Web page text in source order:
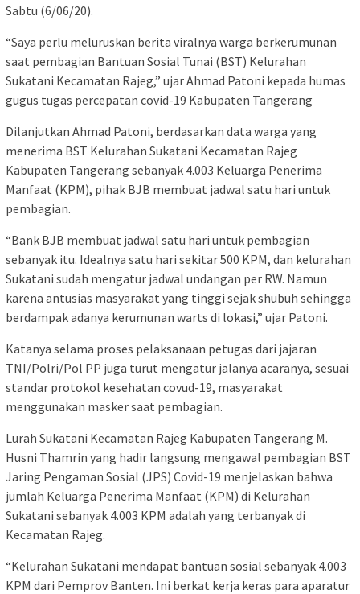
Sabtu (6/06/20).
“Saya perlu meluruskan berita viralnya warga berkerumunan
saat pembagian Bantuan Sosial Tunai (BST) Kelurahan
Sukatani Kecamatan Rajeg,” ujar Ahmad Patoni kepada humas
gugus tugas percepatan covid-19 Kabupaten Tangerang
Dilanjutkan Ahmad Patoni, berdasarkan data warga yang
menerima BST Kelurahan Sukatani Kecamatan Rajeg
Kabupaten Tangerang sebanyak 4.003 Keluarga Penerima
Manfaat (KPM), pihak BJB membuat jadwal satu hari untuk
pembagian.
“Bank BJB membuat jadwal satu hari untuk pembagian
sebanyak itu. Idealnya satu hari sekitar 500 KPM, dan kelurahan
Sukatani sudah mengatur jadwal undangan per RW. Namun
karena antusias masyarakat yang tinggi sejak shubuh sehingga
berdampak adanya kerumunan warts di lokasi,” ujar Patoni.
Katanya selama proses pelaksanaan petugas dari jajaran
TNI/Polri/Pol PP juga turut mengatur jalanya acaranya, sesuai
standar protokol kesehatan covud-19, masyarakat
menggunakan masker saat pembagian.
Lurah Sukatani Kecamatan Rajeg Kabupaten Tangerang M.
Husni Thamrin yang hadir langsung mengawal pembagian BST
Jaring Pengaman Sosial (JPS) Covid-19 menjelaskan bahwa
jumlah Keluarga Penerima Manfaat (KPM) di Kelurahan
Sukatani sebanyak 4.003 KPM adalah yang terbanyak di
Kecamatan Rajeg.
“Kelurahan Sukatani mendapat bantuan sosial sebanyak 4.003
KPM dari Pemprov Banten. Ini berkat kerja keras para aparatur